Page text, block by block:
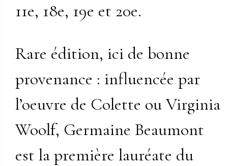
11e, 18e, 19e et 20e.
Rare édition, ici de bonne
provenance : influencée par
l’oeuvre de Colette ou Virginia
Woolf, Germaine Beaumont
est la première lauréate du